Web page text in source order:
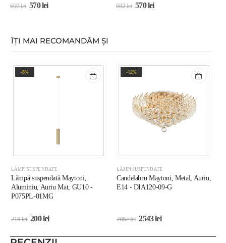
609lei 570lei 682lei 570lei
ÎȚI MAI RECOMANDĂM ȘI
-8%
LĂMPI SUSPENDATE
Lămpă suspendată Maytoni,
Aluminiu, Auriu Mat, GU10 -
P075PL-01MG
218lei 200lei
-12%
LĂMPI SUSPENDATE
Candelabru Maytoni, Metal, Auriu,
E14 - DIA120-09-G
2882lei 2543lei